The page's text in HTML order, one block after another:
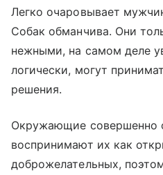
Легко очаровывает
Собак обманчива. Они
нежными, на самом деле
логически, могут
решения.
Окружающие совершенно
воспринимают их как
доброжелательных,